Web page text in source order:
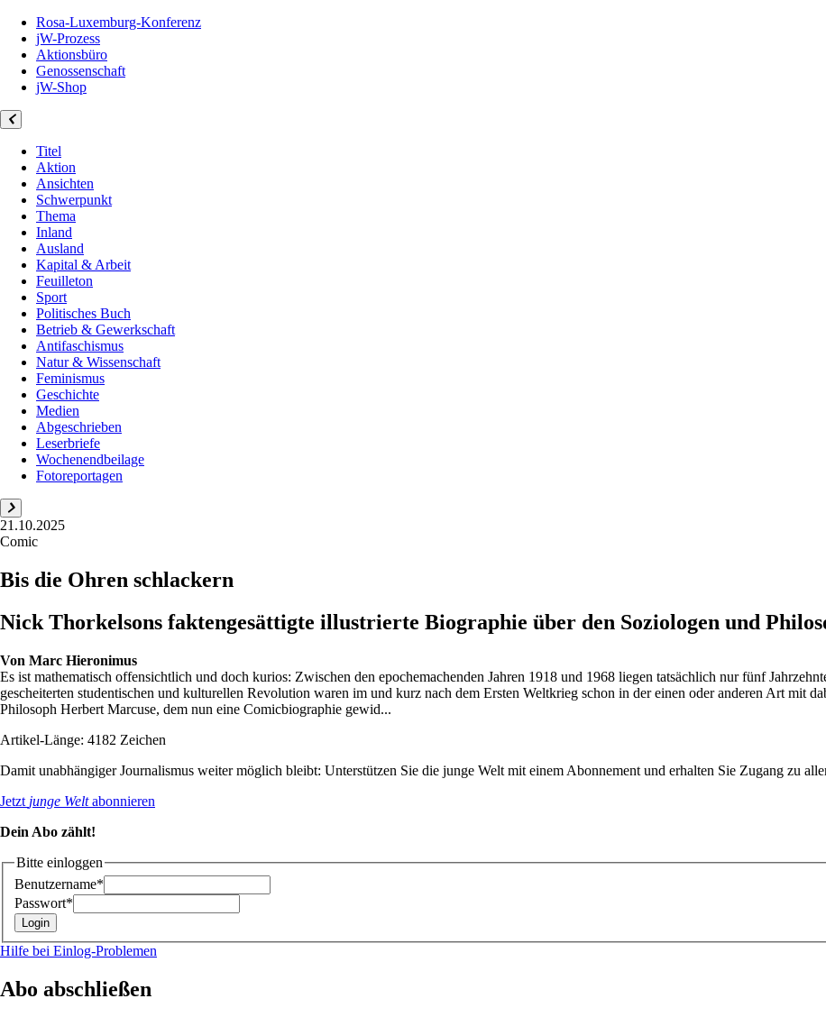
Rosa-Luxemburg-Konferenz
jW-Prozess
Aktionsbüro
Genossenschaft
jW-Shop
Titel
Aktion
Ansichten
Schwerpunkt
Thema
Inland
Ausland
Kapital & Arbeit
Feuilleton
Sport
Politisches Buch
Betrieb & Gewerkschaft
Antifaschismus
Natur & Wissenschaft
Feminismus
Geschichte
Medien
Abgeschrieben
Leserbriefe
Wochenendbeilage
Fotoreportagen
21.10.2025
Comic
Bis die Ohren schlackern
Nick Thorkelsons faktengesättigte illustrierte Biographie über den Soziologen und
Von Marc Hieronimus
Es ist mathematisch offensichtlich und doch kurios: Zwischen den epochemachenden Jahren 1918 und 1968 liegen tatsächlich nur fünf
gescheiterten studentischen und kulturellen Revolution waren im und kurz nach dem Ersten Weltkrieg schon in der einen oder anderen Art mit
Philosoph Herbert Marcuse, dem nun eine Comicbiographie gewid...
Artikel-Länge: 4182 Zeichen
Damit unabhängiger Journalismus weiter möglich bleibt: Unterstützen Sie die junge Welt mit einem Abonnement und erhalten Sie Zugang zu
Jetzt junge Weltabonnieren
Dein Abo zählt!
Bitte einloggen
Benutzername*
Passwort*
Hilfe bei Einlog-Problemen
Abo abschließen